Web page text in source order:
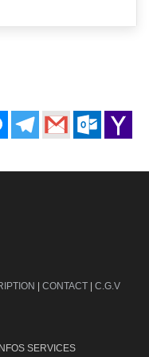
| CONTACT | C.G.V
SERVICES